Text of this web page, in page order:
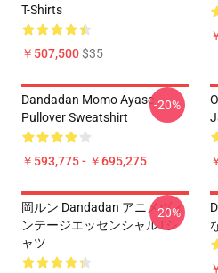
T-Shirts
￥507,500$35
Dandadan Momo Ayase
Pullover Sweatshirt
￥593,775 - ￥695,275
-20%
岡ルン Dandadan アニメヴィ
ンテージエッセンシャルTシ
ャツ
-20%